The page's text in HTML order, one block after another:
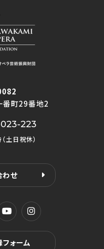
番町29番地2
223
土日祝休）
わせ
ォーム